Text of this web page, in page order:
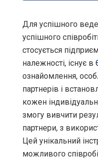
Для успішного
успішного
стосується
належності, існує в
ознайомлення,
партнерів і
кожен
змогу вивчити
партнери, з
Цей унікальний
можливого